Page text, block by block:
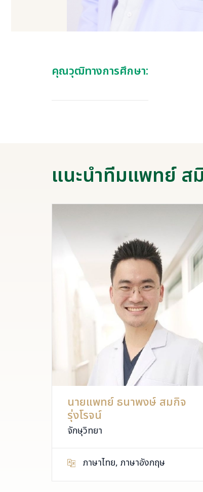
คุณวุฒิทางการศึกษา:
แนะนำทีมแพทย์ ส
นายแพทย์ ธนาพงษ์ สมกิจ
รุ่งโรจน์
จักษุวิทยา
ภาษาไทย, ภาษาอังกฤษ